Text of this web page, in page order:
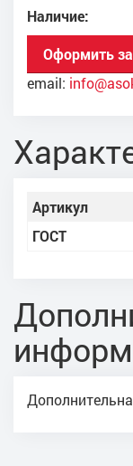
Наличие:
Оформить
email:
Артикул
ГОСТ